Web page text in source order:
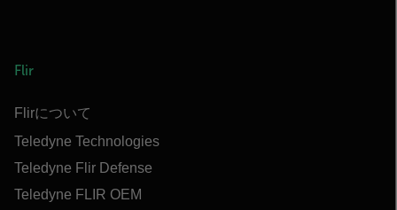
Flir
Flirについて
Teledyne Technologies
Teledyne Flir Defense
Teledyne FLIR OEM